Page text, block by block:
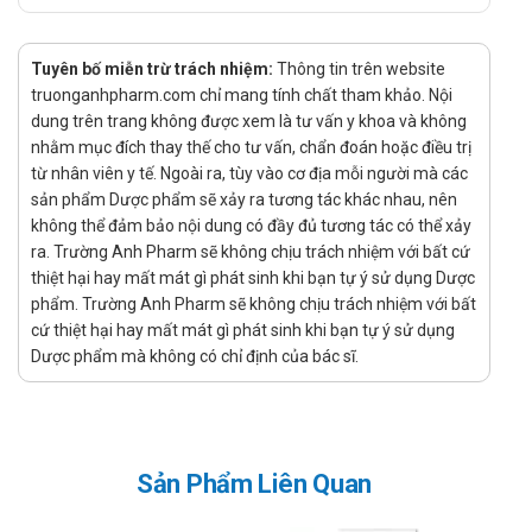
Thuốc được bào chế dạng cốm pha dung dịch nên bệnh nhân
sử dụng thuốc bằng cách hòa tan hoàn toàn trong nước đun
sôi để nguội, đợi đến khi hết bọt sủi thì uống dung dịch pha.
Tránh sử dụng với bia, rượu, cà phê hoặc một số chất kích
thích khác.
Liều dùng Paracetamol A.T 150 sac được
khuyến cáo
Trẻ em từ 1 đến 3 tuổi: uống 1 gói/ lần.
Hoặc trung bình từ 10 - 15 mg/ kg thể trọng/ lần.
Cách mỗi 6 giờ uống một lần, không quá 5 lần/ ngày.
điều trị khác nhau. Tham khảo bác sĩ về thời gian điều trị.
Tuyên bố miễn trừ trách nhiệm: Thông tin trên website
truonganhpharm.com chỉ mang tính chất tham khảo. Nội
dung trên trang không được xem là tư vấn y khoa và không
nhằm mục đích thay thế cho tư vấn, chẩn đoán hoặc điều trị
từ nhân viên y tế. Ngoài ra, tùy vào cơ địa mỗi người mà các
sản phẩm Dược phẩm sẽ xảy ra tương tác khác nhau, nên
không thể đảm bảo nội dung có đầy đủ tương tác có thể xảy
ra. Trường Anh Pharm sẽ không chịu trách nhiệm với bất cứ
thiệt hại hay mất mát gì phát sinh khi bạn tự ý sử dụng Dược
phẩm. Trường Anh Pharm sẽ không chịu trách nhiệm với bất
cứ thiệt hại hay mất mát gì phát sinh khi bạn tự ý sử dụng
Dược phẩm mà không có chỉ định của bác sĩ.
Sản Phẩm Liên Quan